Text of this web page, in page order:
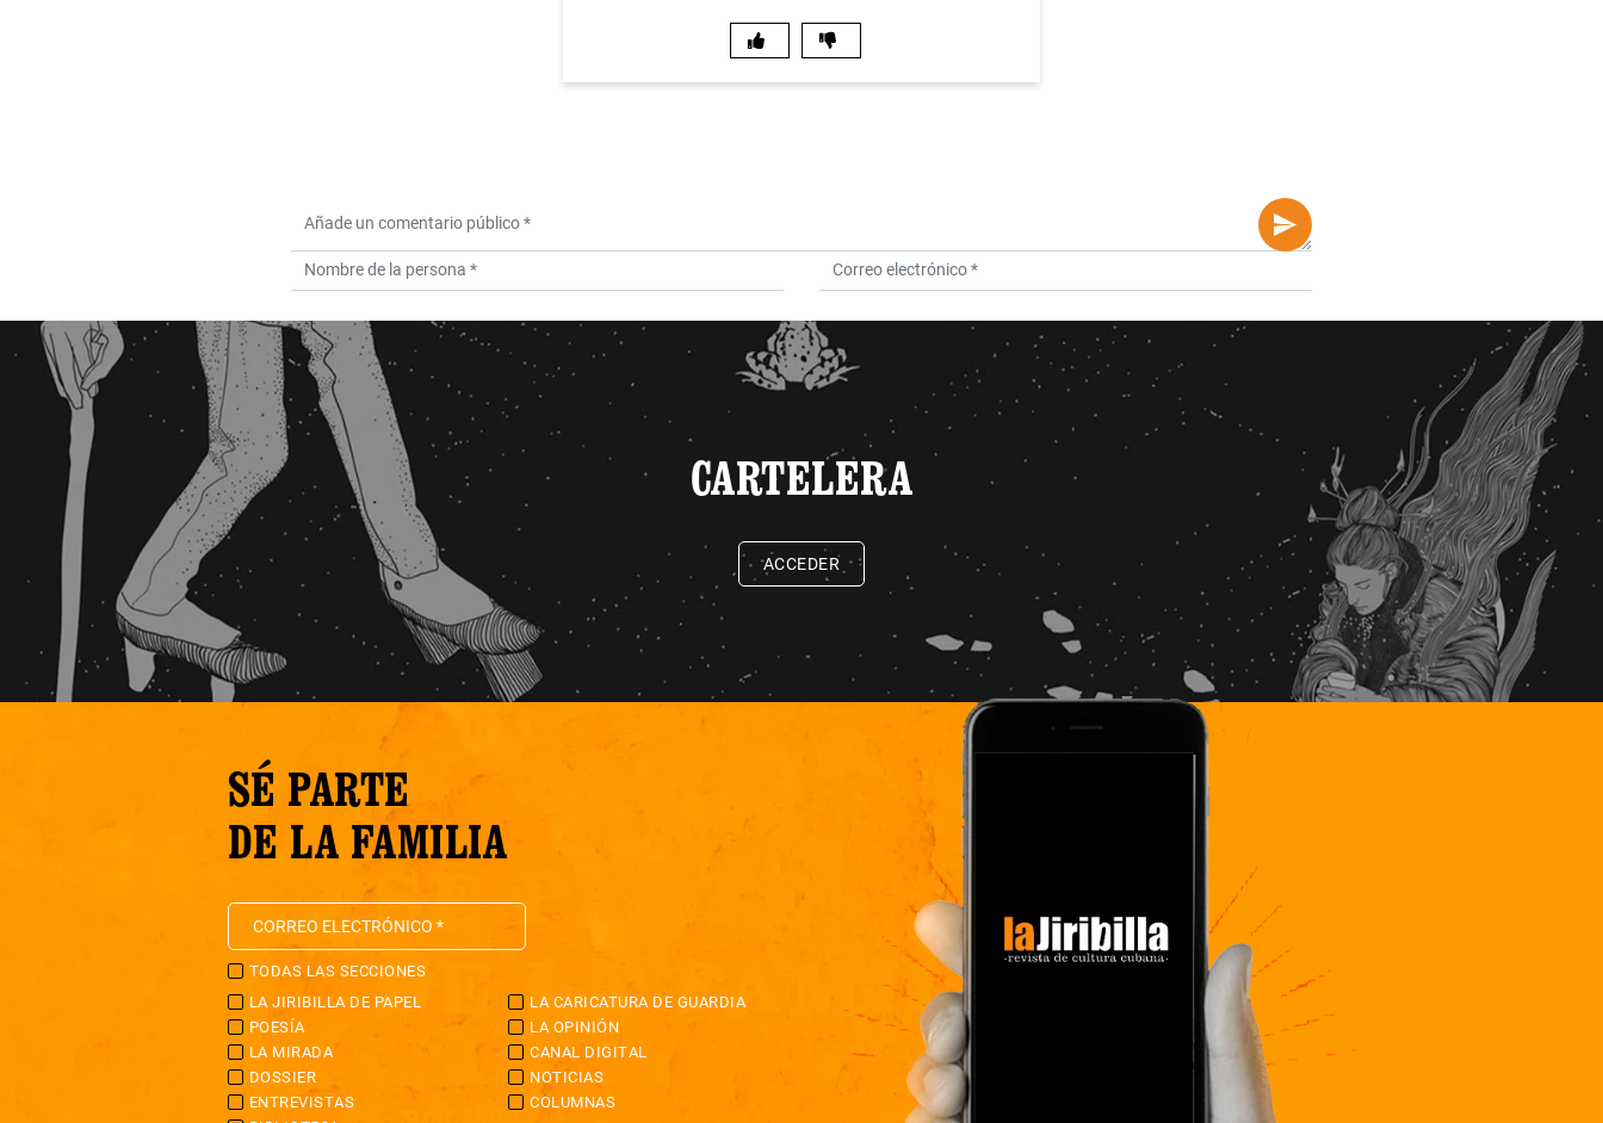
CARTELERA
ACCEDER
SÉ PARTE
DE LA FAMILIA
TODAS LAS SECCIONES
LA JIRIBILLA DE PAPEL
LA CARICATURA DE GUARDIA
POESÍA
LA OPINIÓN
LA MIRADA
CANAL DIGITAL
DOSSIER
NOTICIAS
ENTREVISTAS
COLUMNAS